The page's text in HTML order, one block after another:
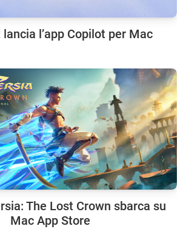
l’app Copilot per Mac
The Lost Crown sbarca su
Mac App Store